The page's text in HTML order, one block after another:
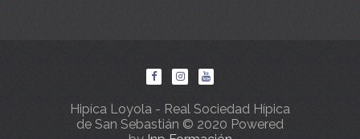
Hipíca Loyola - Real Sociedad Hípica
de San Sebastián © 2020 Powered